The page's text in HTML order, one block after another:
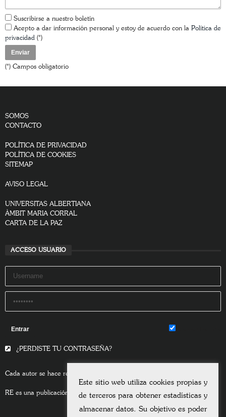
Suscribirse a nuestro boletín
Acepto a dar información personal y estoy de acuerdo con la Política de
privacidad (*)
(*) Campos obligatorio
SOMOS
CONTACTO
POLÍTICA DE PRIVACIDAD
POLÍTICA DE COOKIES
SITEMAP
AVISO LEGAL
UNIVERSITAS ALBERTIANA
ÀMBIT MARIA CORRAL
CARTA DE LA PAZ
ACCESO USUARIO
¿PERDISTE TU CONTRASEÑA?
Cada autor se hace responsable del contenido de sus escritos.
RE es una publicación asociada a la Universitas Albertiana.
Este sitio web utiliza cookies propias y
de terceros para obtener estadísticas y
almacenar datos. Su objetivo es poder